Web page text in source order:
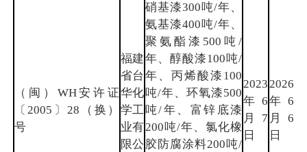
（闽）WH安许证
〔2005〕28（换）
号
福建
省台
华化
学工
业有
限公
硝基漆300吨/年、
氨基漆400吨/年、
聚氨酯漆500吨/
年、醇酸漆100吨/
年、丙烯酸漆100
吨/年、环氧漆500
吨/年、富锌底漆
200吨/年、氯化橡
胶防腐涂料200吨/
2023
年6
月7
日
2026
年6
月6
日